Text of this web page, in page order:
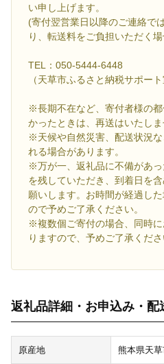
い申し上げます。
(寄付翌営業日以降のご連絡で
り、転送料をご負担いただく
TEL：050-5444-6448
（天草市ふるさと納税サポー
※長期不在など、寄付者様の
かったときは、再送はいたしま
※天候や自然災害、配送状況
れる場合があります。
※万が一、返礼品に不備があ
を残していただき、到着日を
願いします。お時間が経過し
ので予めご了承ください。
※複数個ご寄付の場合、同時
りますので、予めご了承くださ
返礼品詳細・お申込み・配
原産地 熊本県天草